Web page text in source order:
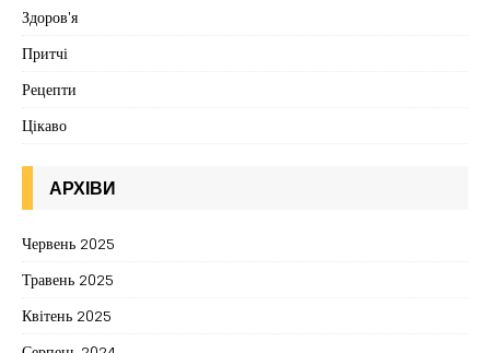
Здоров'я
Притчі
Рецепти
Цікаво
АРХІВИ
Червень 2025
Травень 2025
Квітень 2025